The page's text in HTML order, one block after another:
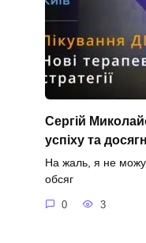
Сергій
успіху та
На жаль, я не можу
обсяг
0 3